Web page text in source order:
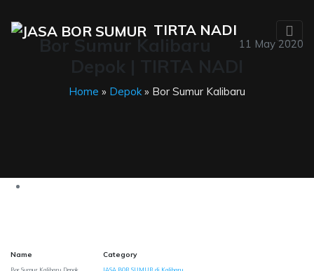
TIRTA NADI
11 May 2020
Home » Depok» Bor Sumur Kalibaru
Name
Bor Sumur Kalibaru Depok
Category
JASA BOR SUMUR di Kalibaru